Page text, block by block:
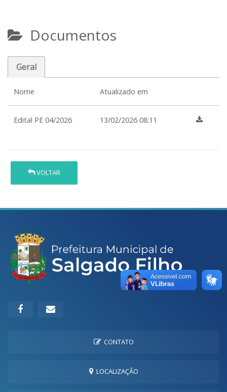
Documentos
Geral
Nome Atualizado em
Edital PE 04/2026 13/02/2026 08:11
VOLTAR
CONTATO
LOCALIZAÇÃO